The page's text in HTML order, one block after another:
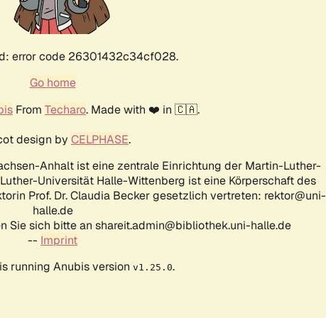
error code 26301432c34cf028.
Go home
From Techaro. Made with ❤️ in 🇨🇦.
design by CELPHASE.
Anhalt ist eine zentrale Einrichtung der Martin-Luther-
Universität Halle-Wittenberg ist eine Körperschaft des
Prof. Dr. Claudia Becker gesetzlich vertreten: rektor@uni-
halle.de
Sie sich bitte an shareit.admin@bibliothek.uni-halle.de
-- Imprint
running Anubis version v1.25.0.